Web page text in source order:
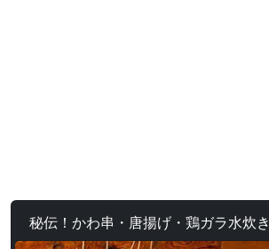
秘伝！かわ串・唐揚げ・鶏ガラ水炊き